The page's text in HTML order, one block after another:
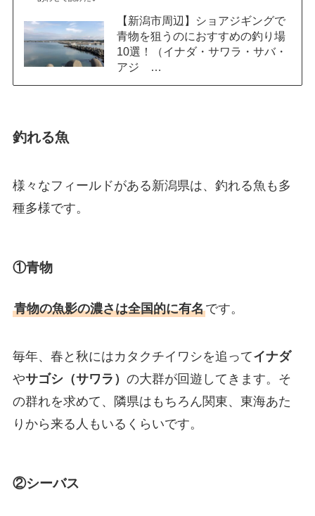
【新潟市周辺】ショアジギングで
青物を狙うのにおすすめの釣り場
10選！（イナダ・サワラ・サバ・
アジ …
釣れる魚
様々なフィールドがある新潟県は、釣れる魚も多
種多様です。
①青物
青物の魚影の濃さは全国的に有名です。
毎年、春と秋にはカタクチイワシを追ってイナダ
やサゴシ（サワラ） の大群が回遊してきます。そ
の群れを求めて、隣県はもちろん関東、東海あた
りから来る人もいるくらいです。
②シーバス